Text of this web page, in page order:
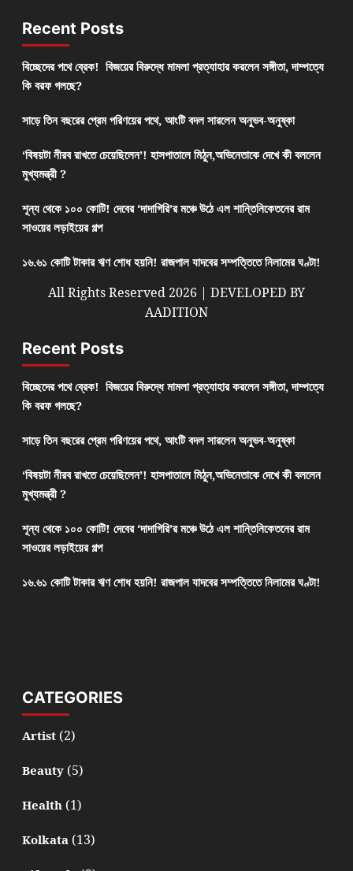
Recent Posts
বিচ্ছেদের পথে ব্রেক! বিজয়ের বিরুদ্ধে মামলা প্রত্যাহার করলেন সঙ্গীতা, দাম্পত্যে
কি বরফ গলছে?
সাড়ে তিন বছরের প্রেম পরিণয়ের পথে, আংটি বদল সারলেন অনুভব-অনুষ্কা
‘বিষয়টা নীরব রাখতে চেয়েছিলেন’! হাসপাতালে মিঠুন,অভিনেতাকে দেখে কী বললেন
মুখ্যমন্ত্রী ?
শূন্য থেকে ১০০ কোটি! দেবের ‘দাদাগিরি’র মঞ্চে উঠে এল শান্তিনিকেতনের রাম
সাওয়ের লড়াইয়ের গল্প
১৬.৬১ কোটি টাকার ঋণ শোধ হয়নি! রাজপাল যাদবের সম্পত্তিতে নিলামের ঘণ্টা!
All Rights Reserved 2026 | DEVELOPED BY
AADITION
Recent Posts
বিচ্ছেদের পথে ব্রেক! বিজয়ের বিরুদ্ধে মামলা প্রত্যাহার করলেন সঙ্গীতা, দাম্পত্যে
কি বরফ গলছে?
সাড়ে তিন বছরের প্রেম পরিণয়ের পথে, আংটি বদল সারলেন অনুভব-অনুষ্কা
‘বিষয়টা নীরব রাখতে চেয়েছিলেন’! হাসপাতালে মিঠুন,অভিনেতাকে দেখে কী বললেন
মুখ্যমন্ত্রী ?
শূন্য থেকে ১০০ কোটি! দেবের ‘দাদাগিরি’র মঞ্চে উঠে এল শান্তিনিকেতনের রাম
সাওয়ের লড়াইয়ের গল্প
১৬.৬১ কোটি টাকার ঋণ শোধ হয়নি! রাজপাল যাদবের সম্পত্তিতে নিলামের ঘণ্টা!
CATEGORIES
Artist(2)
Beauty(5)
Health(1)
Kolkata(13)